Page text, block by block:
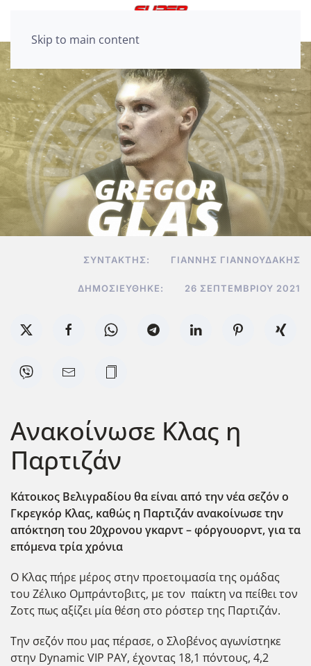
Skip to main content
ΣΥΝΤΆΚΤΗΣ: ΓΙΆΝΝΗΣ ΓΙΑΝΝΟΥΔΆΚΗΣ
ΔΗΜΟΣΙΕΎΘΗΚΕ: 26 ΣΕΠΤΕΜΒΡΊΟΥ 2021
Ανακοίνωσε Κλας η
Παρτιζάν
Κάτοικος Βελιγραδίου θα είναι από την νέα σεζόν ο
Γκρεγκόρ Κλας, καθώς η Παρτιζάν ανακοίνωσε την
απόκτηση του 20χρονου γκαρντ – φόργουορντ, για τα
επόμενα τρία χρόνια
Ο Κλας πήρε μέρος στην προετοιμασία της ομάδας
του Ζέλικο Ομπράντοβιτς, με τον παίκτη να πείθει τον
Ζοτς πως αξίζει μία θέση στο ρόστερ της Παρτιζάν.
Την σεζόν που μας πέρασε, ο Σλοβένος αγωνίστηκε
στην Dynamic VIP PAY, έχοντας 18,1 πόντους, 4,2